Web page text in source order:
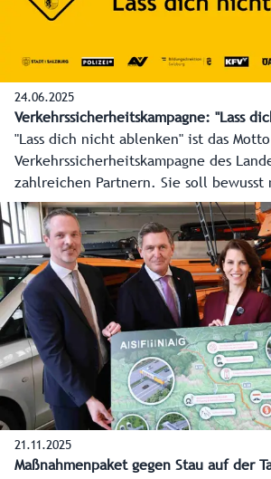
24.06.2025
Verkehrssicherheitskampagne: "Lass
"Lass dich nicht ablenken" ist das
Verkehrssicherheitskampagne des
zahlreichen Partnern. Sie soll bewusst
gefährlich Ablenkung, eine der
im Straßenverkehr ist. Mit einem Augenzwinkern
sensibilisieren bei der Kampagne
mehr für die Gefahren von Handy,
Steuer.
21.11.2025
Maßnahmenpaket gegen Stau auf der